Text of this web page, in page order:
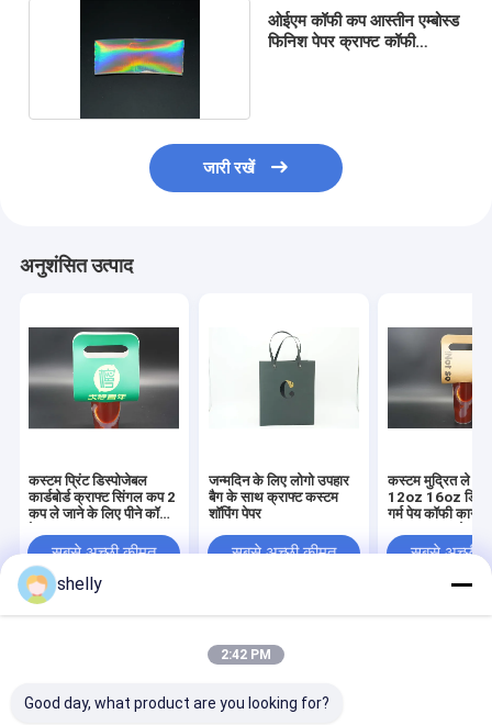
ओईएम कॉफी कप आस्तीन एम्बोस्ड
फिनिश पेपर क्राफ्ट कॉफी
जारी रखें
अनुशंसित उत्पाद
कस्टम प्रिंट डिस्पोजेबल
कार्डबोर्ड क्राफ्ट सिंगल कप 2
कप ले जाने के लिए पीने कॉफी
सबसे अच्छी कीमत
जन्मदिन के लिए लोगो उपहार
बैग के साथ क्राफ्ट कस्टम
शॉपिंग पेपर
सबसे अच्छी कीमत
कस्टम मुद्रित ले
12oz 16oz
गर्म पेय कॉफी
सबसे अच्छी
साइटमैप
Privacy Policy
Printing & Packaging Co., Ltd.. All Rights Reserved.
shelly
2:42 PM
Good day, what product are you looking for?